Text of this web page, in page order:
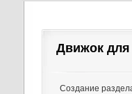
Движок для
Создание